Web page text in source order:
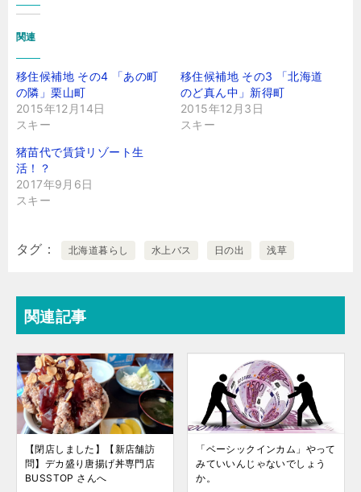
関連
移住候補地 その4 「あの町
の隣」栗山町
2015年12月14日
スキー
移住候補地 その3 「北海道
のど真ん中」新得町
2015年12月3日
スキー
猪苗代で賃貸リゾート生
活！？
2017年9月6日
スキー
タグ 北海道暮らし 水上バス 日の出 浅草
関連記事
【閉店しました】【新店舗訪
問】デカ盛り唐揚げ丼専門店
BUSSTOP さんへ
「ベーシックインカム」やって
みていいんじゃないでしょう
か。